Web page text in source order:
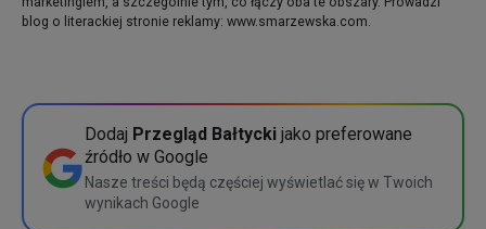
blog o literackiej stronie reklamy: www.smarzewska.com.
Dodaj Przegląd Bałtycki jako preferowane
źródło w Google
Nasze treści będą częściej wyświetlać się w Twoich
wynikach Google